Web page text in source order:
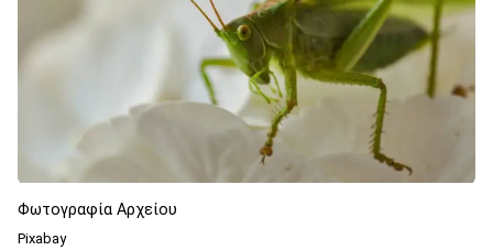
Φωτογραφία Αρχείου
Pixabay